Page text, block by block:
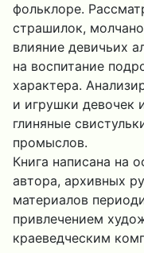
фольклоре.
страшилок,
влияние девичьих
на воспитание
характера.
и игрушки девочек
глиняные
промыслов.
Книга написана на
автора, архивных
материалов
привлечением
краеведческим